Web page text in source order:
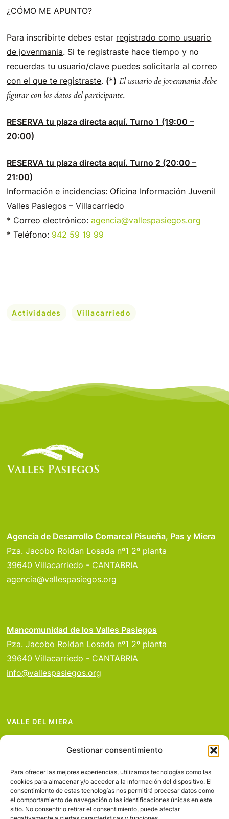
Gestionar consentimiento
Para ofrecer las mejores experiencias, utilizamos tecnologías como las
cookies para almacenar y/o acceder a la información del dispositivo. El
consentimiento de estas tecnologías nos permitirá procesar datos como
el comportamiento de navegación o las identificaciones únicas en este
sitio. No consentir o retirar el consentimiento, puede afectar
¿CÓMO ME APUNTO?
Para inscribirte debes estar registrado como usuario
de jovenmania. Si te registraste hace tiempo y no
recuerdas tu usuario/clave puedes solicitarla al correo
con el que te registraste. (*) El usuario de jovenmania debe
figurar con los datos del participante.
RESERVA tu plaza directa aquí. Turno 1 (19:00 –
20:00)
RESERVA tu plaza directa aquí. Turno 2 (20:00 –
21:00)
Información e incidencias: Oficina Información Juvenil
Valles Pasiegos – Villacarriedo
* Correo electrónico:agencia@vallespasiegos.org
* Teléfono: 942 59 19 99
Actividades Villacarriedo
Agencia de Desarrollo Comarcal Pisueña, Pas y Miera
Pza. Jacobo Roldan Losada nº1 2º planta
39640 Villacarriedo - CANTABRIA
agencia@vallespasiegos.org
Mancomunidad de los Valles Pasiegos
Pza. Jacobo Roldan Losada nº1 2º planta
39640 Villacarriedo - CANTABRIA
info@vallespasiegos.org
VALLE DEL MIERA
VALLE DEL PAS
VALLE DEL PISUEÑA
PROYECTOS
SERVICIOS
AVISO LEGAL